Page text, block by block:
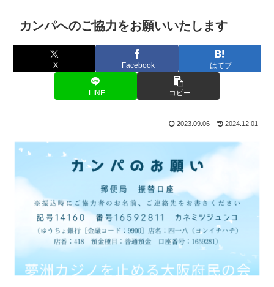
カンパへのご協力をお願いいたします
X Facebook はてブ
LINE コピー
2023.09.06 2024.12.01